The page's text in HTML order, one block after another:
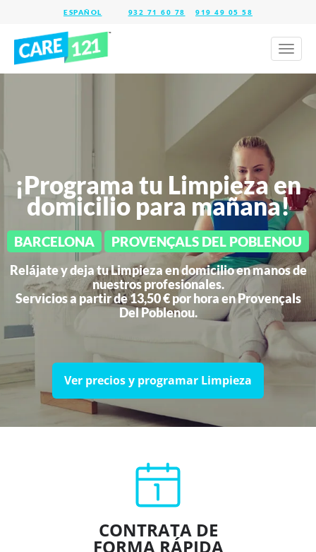
932 71 60 78 919 49 05 58
Toggle
¡Programa tu Limpieza en
domicilio para mañana!
BARCELONA PROVENÇALS DEL POBLENOU
Relájate y deja tu Limpieza en domicilio en manos de
nuestros profesionales.
Servicios a partir de 13,50 € por hora enProvençals
Del Poblenou.
Ver precios y programar Limpieza
CONTRATA DE
FORMA RÁPIDA